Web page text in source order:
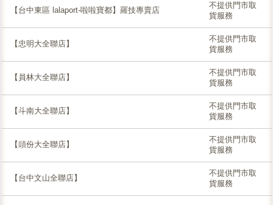
【台中東區 lalaport-啦啦寶都】羅技專賣店
不提供門市取
貨服務
【忠明大全聯店】
不提供門市取
貨服務
【員林大全聯店】
不提供門市取
貨服務
【斗南大全聯店】
不提供門市取
貨服務
【頭份大全聯店】
不提供門市取
貨服務
【台中文山全聯店】
不提供門市取
貨服務